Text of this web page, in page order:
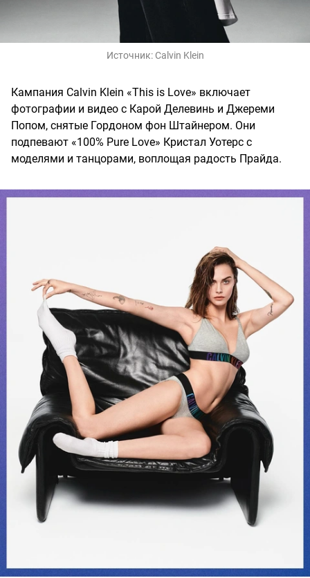
Источник: Calvin Klein
Кампания Calvin Klein «This is Love» включает
фотографии и видео с Карой Делевинь и Джереми
Попом, снятые Гордоном фон Штайнером. Они
подпевают «100% Pure Love» Кристал Уотерс с
моделями и танцорами, воплощая радость Прайда.